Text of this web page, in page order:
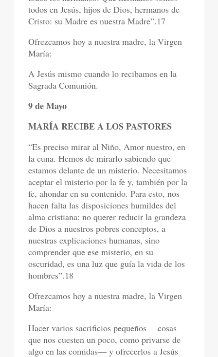
todos en Jesús, hijos de Dios, hermanos de
Cristo: su Madre es nuestra Madre”.17
Ofrezcamos hoy a nuestra madre, la Virgen
María:
A Jesús mismo cuando lo recibamos en la
Sagrada Comunión.
9 de Mayo
MARÍA RECIBE A LOS PASTORES
“Es preciso mirar al Niño, Amor nuestro, en
la cuna. Hemos de mirarlo sabiendo que
estamos delante de un misterio. Necesitamos
aceptar el misterio por la fe y, también por la
fe, ahondar en su contenido. Para esto, nos
hacen falta las disposiciones humildes del
alma cristiana: no querer reducir la grandeza
de Dios a nuestros pobres conceptos, a
nuestras explicaciones humanas, sino
comprender que ese misterio, en su
oscuridad, es una luz que guía la vida de los
hombres”.18
Ofrezcamos hoy a nuestra madre, la Virgen
María:
Hacer varios sacrificios pequeños —cosas
que nos cuesten un poco, como privarse de
algo en las comidas— y ofrecerlos a Jesús